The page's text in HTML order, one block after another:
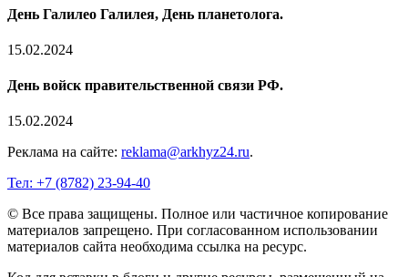
День Галилео Галилея, День планетолога.
15.02.2024
День войск правительственной связи РФ.
15.02.2024
Реклама на сайте: reklama@arkhyz24.ru.
Тел: +7 (8782) 23‑94‑40
© Все права защищены. Полное или частичное копирование
материалов запрещено. При согласованном использовании
материалов сайта необходима ссылка на ресурс.